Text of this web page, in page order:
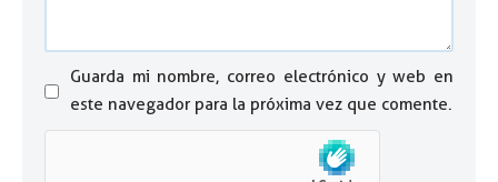
Guarda mi nombre, correo electrónico y web en
este navegador para la próxima vez que comente.